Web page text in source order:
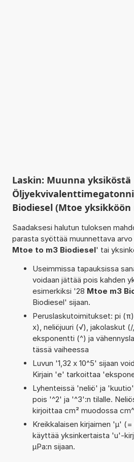
Laskin: Muunna yksiköstä
Biodiesel (Mtoe yksikköön
Saadaksesi halutun tuloksen
parasta syöttää muunnettava
Mtoe to m3 Biodiesel' tai
Useimmissa tapauksissa
voidaan jättää pois kahden
esimerkiksi '28 Mtoe m3
Biodiesel' sijaan.
Peruslaskutoimitukset: pi
x), neliöjuuri (√), jakolaskut
eksponentti (^) ja
tässä vaiheessa
Luvun '1,32 x 10^5' sijaan
Kirjain 'e' tarkoittaa
Lyhenteissä 'neliö' ja
pois '^2' ja '^3':n tilalle.
kirjoittaa cm² muodossa
Kreikkalaisen kirjaimen 'µ'
käyttää yksinkertaista 'u'-
µPa:n sijaan.